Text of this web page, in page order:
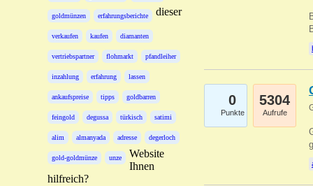
goldmünzen erfahrungsberichte
verkaufen kaufen diamanten
vertriebspartner flohmarkt pfandleiher
inzahlung erfahrung lassen
ankaufspreise tipps goldbarren
feingold degussa türkisch satimi
alim almanyada adresse degerloch
gold-goldmünze unze
dieser
Website
Ihnen
hilfreich?
0
Punkte
5304
Aufrufe